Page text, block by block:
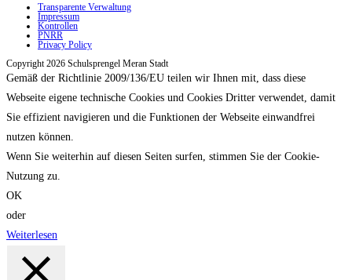
Transparente Verwaltung
Impressum
Kontrollen
PNRR
Privacy Policy
Copyright 2026 Schulsprengel Meran Stadt
Gemäß der Richtlinie 2009/136/EU teilen wir Ihnen mit, dass diese
Webseite eigene technische Cookies und Cookies Dritter verwendet, damit
Sie effizient navigieren und die Funktionen der Webseite einwandfrei
nutzen können.
Wenn Sie weiterhin auf diesen Seiten surfen, stimmen Sie der Cookie-
Nutzung zu.
OK
oder
Weiterlesen